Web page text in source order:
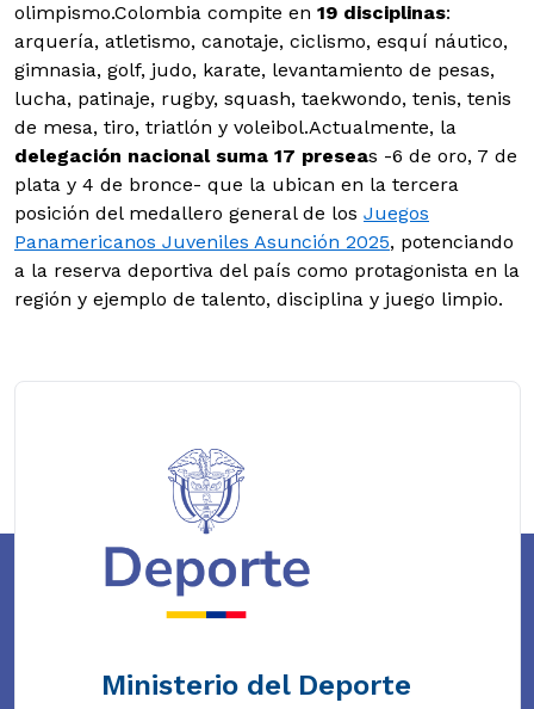
olimpismo.Colombia compite en 19 disciplinas:
arquería, atletismo, canotaje, ciclismo, esquí náutico,
gimnasia, golf, judo, karate, levantamiento de pesas,
lucha, patinaje, rugby, squash, taekwondo, tenis, tenis
de mesa, tiro, triatlón y voleibol.Actualmente, la
delegación nacional suma 17 preseas -6 de oro, 7 de
plata y 4 de bronce- que la ubican en la tercera
posición del medallero general de los Juegos
Panamericanos Juveniles Asunción 2025, potenciando
a la reserva deportiva del país como protagonista en la
región y ejemplo de talento, disciplina y juego limpio.
Ministerio del Deporte